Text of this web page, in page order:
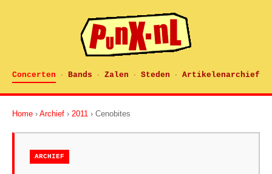
Concerten · Bands · Zalen · Steden · Artikelenarchief
Home › Archief › 2011 › Cenobites
ARCHIEF